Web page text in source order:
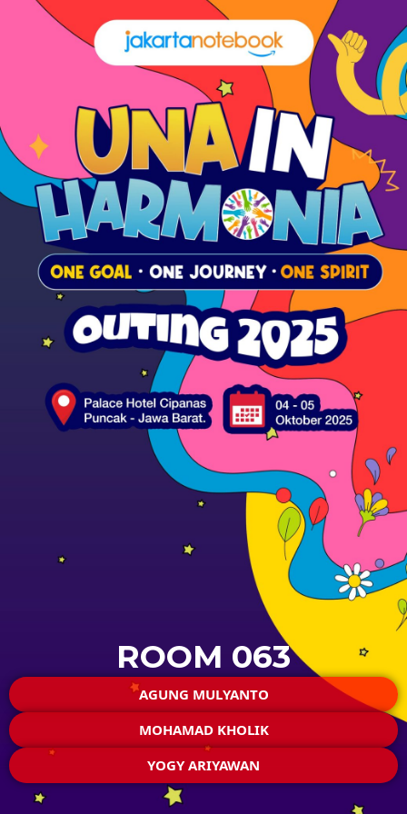
ROOM 063
AGUNG MULYANTO
MOHAMAD KHOLIK
YOGY ARIYAWAN